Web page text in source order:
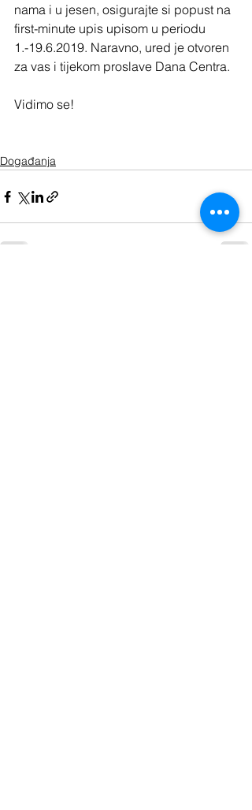
nama i u jesen, osigurajte si popust na
first-minute upis upisom u periodu
1.-19.6.2019. Naravno, ured je otvoren
za vas i tijekom proslave Dana Centra.
Vidimo se!
Događanja